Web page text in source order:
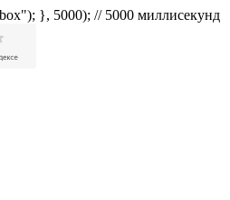
}, 5000); // 5000 миллисекунд